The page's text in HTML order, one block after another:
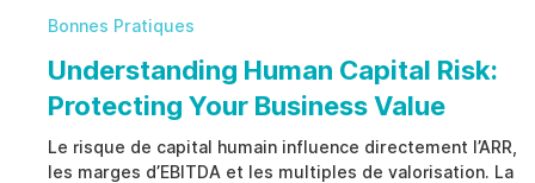
Bonnes Pratiques
Understanding Human Capital Risk:
Protecting Your Business Value
Le risque de capital humain influence directement l’ARR,
les marges d’EBITDA et les multiples de valorisation. La